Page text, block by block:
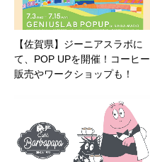
【佐賀県】ジーニアスラボに
て、POP UPを開催！コーヒー
販売やワークショップも！